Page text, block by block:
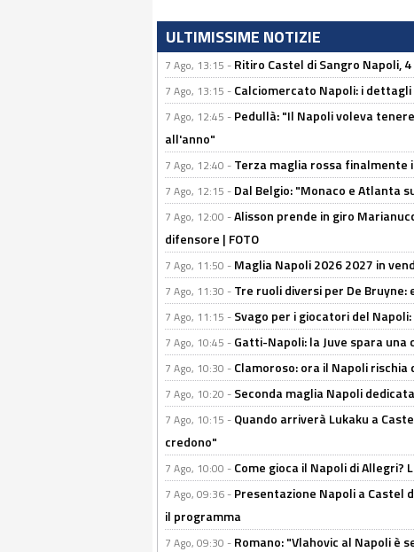
ULTIMISSIME NOTIZIE
7 Ago, 13:15 - Ritiro Castel di Sangro Napoli,
7 Ago, 13:15 - Calciomercato Napoli: i
7 Ago, 12:45 - Pedullà: "Il Napoli voleva
all'anno"
7 Ago, 12:40 - Terza maglia rossa finalmente
7 Ago, 12:15 - Dal Belgio: "Monaco e Atlanta
7 Ago, 12:00 -Alisson prende in giro
difensore | FOTO
7 Ago, 11:50 - Maglia Napoli 2026 2027 in
7 Ago, 11:30 - Tre ruoli diversi per De
7 Ago, 11:15 - Svago per i giocatori del
7 Ago, 10:45 - Gatti-Napoli: la Juve spara
7 Ago, 10:30 - Clamoroso: ora il Napoli
7 Ago, 10:20 - Seconda maglia Napoli
7 Ago, 10:15 - Quando arriverà Lukaku a
credono"
7 Ago, 10:00 - Come gioca il Napoli di Allegri?
7 Ago, 09:36 - Presentazione Napoli a Castel
il programma
7 Ago, 09:30 - Romano: "Vlahovic al Napoli è